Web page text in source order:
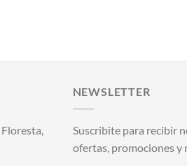
NEWSLETTER
Suscribite para recibir
ofertas, promociones y